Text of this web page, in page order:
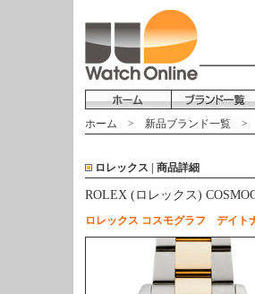
ホーム > 新品ブランド一覧 >
ロレックス | 商品詳細
ROLEX (ロレックス)
ロレックス コスモグラフ デイ